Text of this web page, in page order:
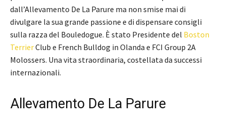
dall’Allevamento De La Parure ma non smise mai di
divulgare la sua grande passione e di dispensare consigli
sulla razza del Bouledogue. È stato Presidente del Boston
TerrierClub e French Bulldog in Olanda e FCI Group 2A
Molossers. Una vita straordinaria, costellata da successi
internazionali.
Allevamento De La Parure